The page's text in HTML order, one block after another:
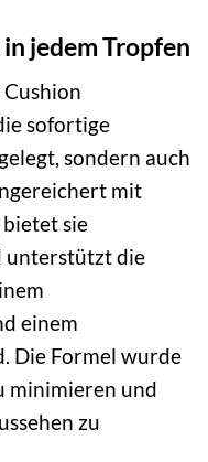
jedem Tropfen
sofortige
sondern auch
mit
sie
unterstützt die
einem
Die Formel wurde
minimieren und
zu